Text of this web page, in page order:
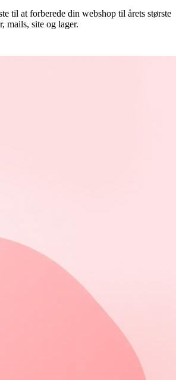
til at forberede din webshop til årets største
mails, site og lager.